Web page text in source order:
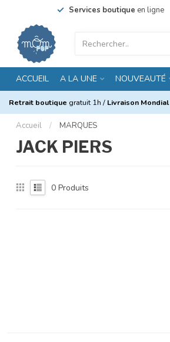
Services boutique en ligne
ACCUEIL A LA UNE NOUVEAUTÉ
Retrait boutique gratuit 1h / Livraison
Accueil / MARQUES
JACK PIERS
0 Produits